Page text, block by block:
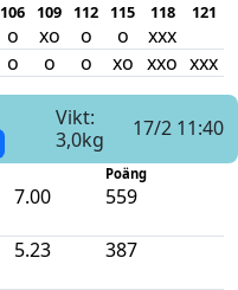
106 109 112 115 118 121
o xo o o xxx
o o o xo xxo xxx
Vikt:
3,0kg
17/2 11:40
Poäng
7.00 559
5.23 387